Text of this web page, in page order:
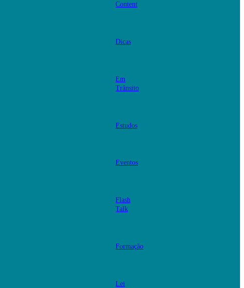
Content
Dicas
Em
Trânsito
Estudos
Eventos
Flash
Talk
Formação
Lei